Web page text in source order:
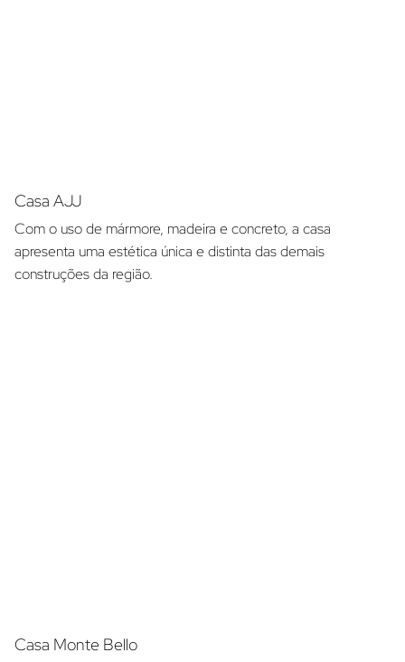
Casa AJJ
Com o uso de mármore, madeira e concreto, a casa
apresenta uma estética única e distinta das demais
construções da região.
Casa Monte Bello